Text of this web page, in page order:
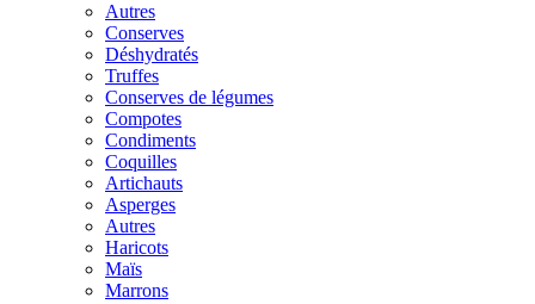
Autres
Conserves
Déshydratés
Truffes
Conserves de légumes
Compotes
Condiments
Coquilles
Artichauts
Asperges
Autres
Haricots
Maïs
Marrons